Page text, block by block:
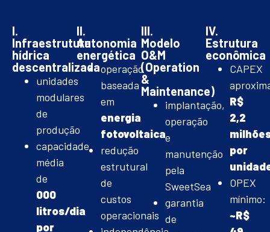
I.
Infraestrutura
hídrica
descentralizada
unidades
modulares
de
produção
capacidade
média
de
000
litros/dia
por
II.
Autonomia
energética
operação
baseada
em
energia
fotovoltaica
redução
estrutural
de
custos
operacionais
III.
Modelo
O&M
(Operation
&
Maintenance)
implantação,
operação
e
manutenção
pela
SweetSea
garantia
de
IV.
Estrutura
econômica
CAPEX
R$
2,2
por
OPEX
mínimo:
~R$